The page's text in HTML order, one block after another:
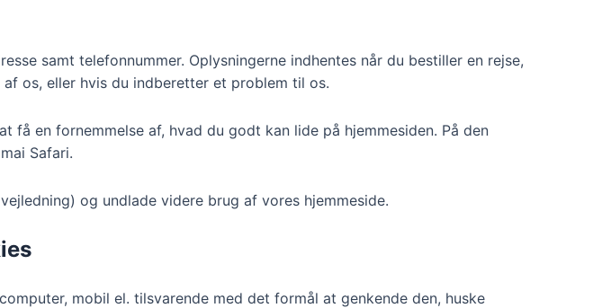
samt telefonnummer. Oplysningerne indhentes når du bestiller en rejse,
os, eller hvis du indberetter et problem til os.
en fornemmelse af, hvad du godt kan lide på hjemmesiden. På den
Safari.
og undlade videre brug af vores hjemmeside.
mobil el. tilsvarende med det formål at genkende den, huske